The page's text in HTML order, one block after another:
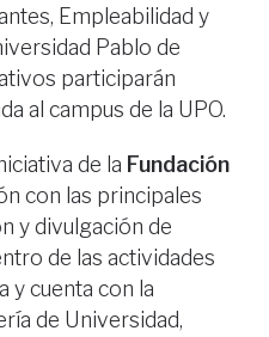
Empleabilidad y
Pablo de
participarán
al campus de la UPO.
de la Fundación
con las principales
y divulgación de
de las actividades
y cuenta con la
de Universidad,